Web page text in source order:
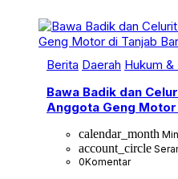
Berita Daerah Hukum &
Bawa Badik dan
Anggota Geng
calendar_month
account_circle
0Komentar